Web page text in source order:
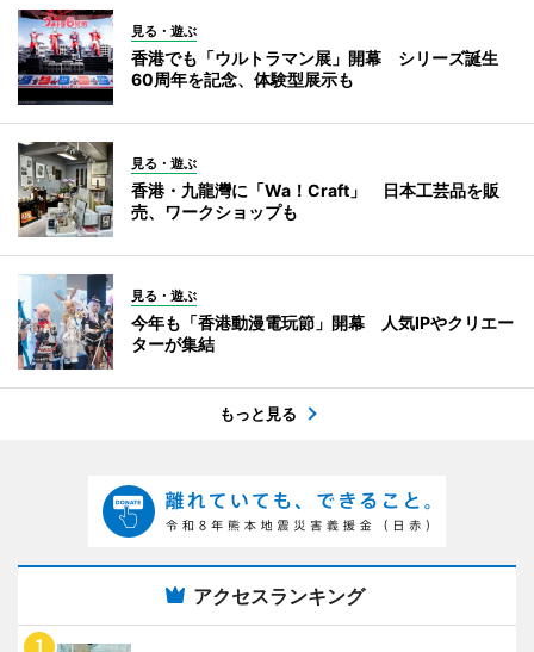
見る・遊ぶ
香港でも「ウルトラマン展」開幕 シリーズ誕生
60周年を記念、体験型展示も
見る・遊ぶ
香港・九龍灣に「Wa！Craft」 日本工芸品を販
売、ワークショップも
見る・遊ぶ
今年も「香港動漫電玩節」開幕 人気IPやクリエー
ターが集結
もっと見る
アクセスランキング